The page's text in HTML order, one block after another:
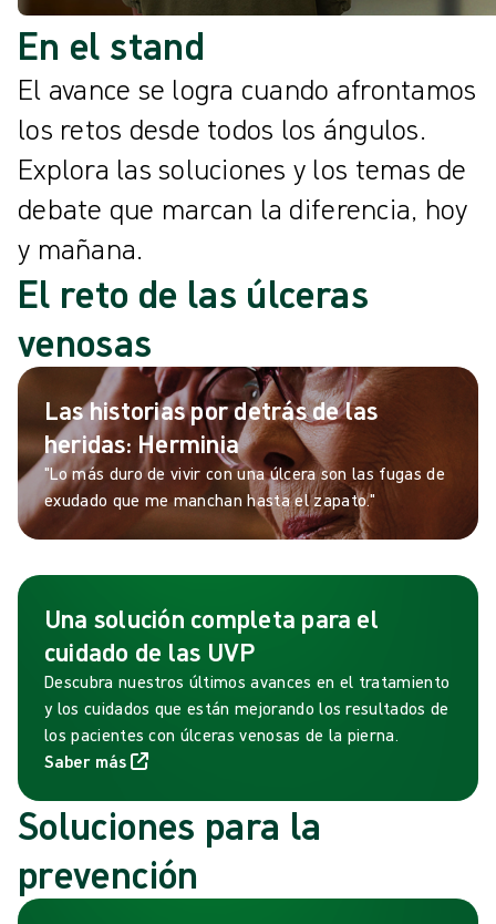
En el stand
El avance se logra cuando afrontamos
los retos desde todos los ángulos.
Explora las soluciones y los temas de
debate que marcan la diferencia, hoy
y mañana.
El reto de las úlceras
venosas
Las historias por detrás de las
heridas: Herminia
"Lo más duro de vivir con una úlcera son las fugas de
exudado que me manchan hasta el zapato."
Una solución completa para el
cuidado de las UVP
Descubra nuestros últimos avances en el tratamiento
y los cuidados que están mejorando los resultados de
los pacientes con úlceras venosas de la pierna.
Saber más
Soluciones para la
prevención